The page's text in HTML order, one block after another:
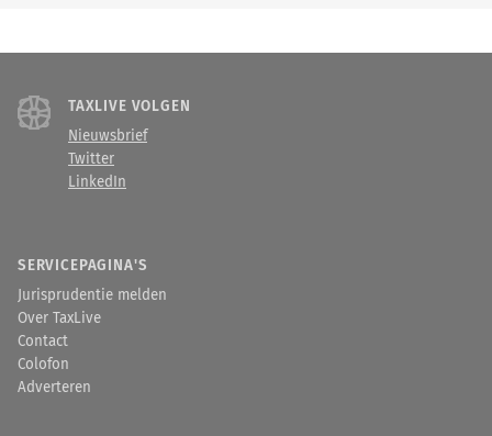
TAXLIVE VOLGEN
Nieuwsbrief
Twitter
LinkedIn
SERVICEPAGINA'S
Jurisprudentie melden
Over TaxLive
Contact
Colofon
Adverteren